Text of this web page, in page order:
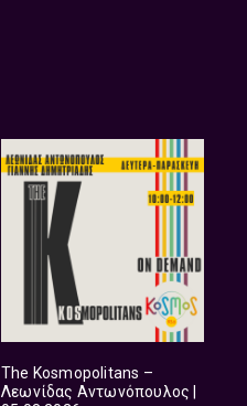
The Kosmopolitans –
Λεωνίδας Αντωνόπουλος |